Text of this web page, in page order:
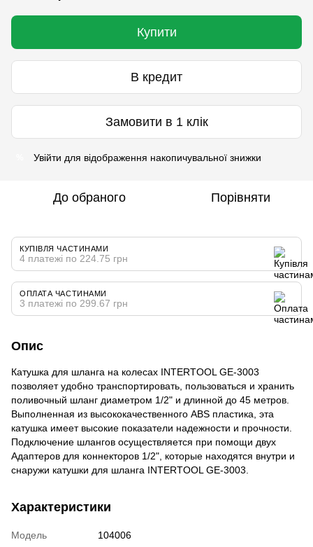
Купити
В кредит
Замовити в 1 клік
Увійти для відображення накопичувальної знижки
До обраного Порівняти
КУПІВЛЯ ЧАСТИНАМИ
4 платежі по 224.75 грн
ОПЛАТА ЧАСТИНАМИ
3 платежі по 299.67 грн
Опис
Катушка для шланга на колесах INTERTOOL GE-3003
позволяет удобно транспортировать, пользоваться и хранить
поливочный шланг диаметром 1/2" и длинной до 45 метров.
Выполненная из высококачественного ABS пластика, эта
катушка имеет высокие показатели надежности и прочности.
Подключение шлангов осуществляется при помощи двух
Адаптеров для коннекторов 1/2", которые находятся внутри и
снаружи катушки для шланга INTERTOOL GE-3003.
Характеристики
Модель
104006